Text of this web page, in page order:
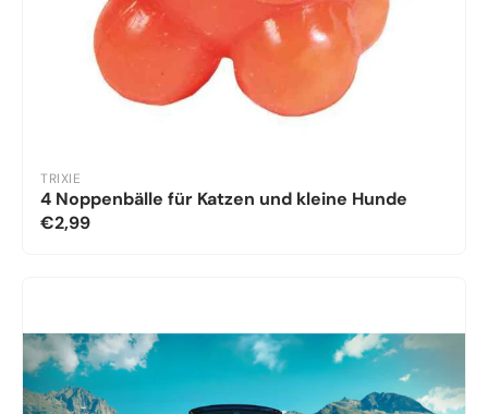
TRIXIE
4 Noppenbälle für Katzen und kleine Hunde
€2,99